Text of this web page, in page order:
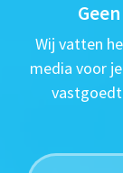
Wij vatten
media voor